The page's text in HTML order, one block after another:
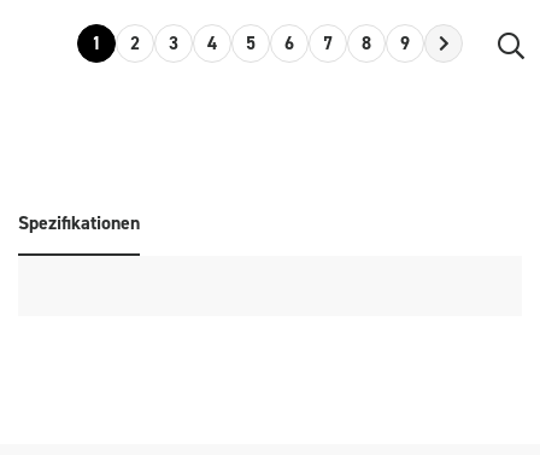
1 2 3 4 5 6 7 8 9
Spezifikationen